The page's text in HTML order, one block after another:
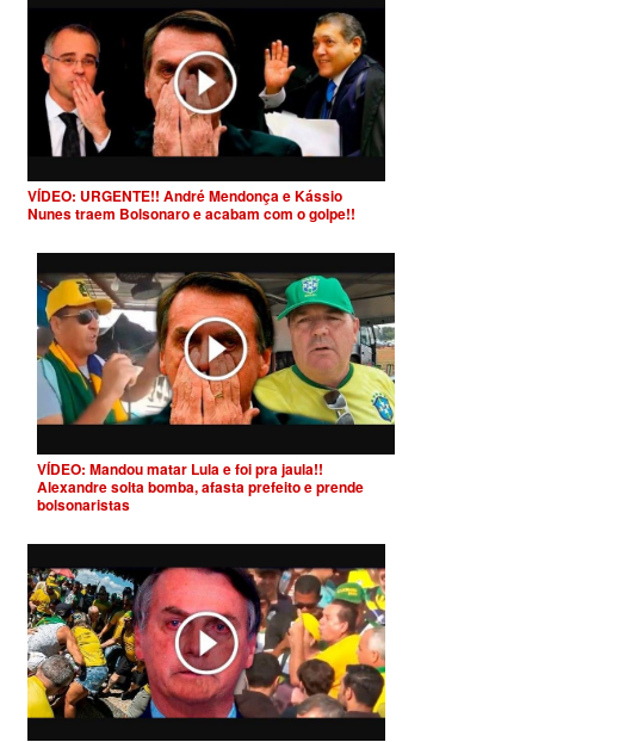
VÍDEO: URGENTE!! André Mendonça e Kássio
Nunes traem Bolsonaro e acabam com o golpe!!
VÍDEO: Mandou matar Lula e foi pra jaula!!
Alexandre solta bomba, afasta prefeito e prende
bolsonaristas